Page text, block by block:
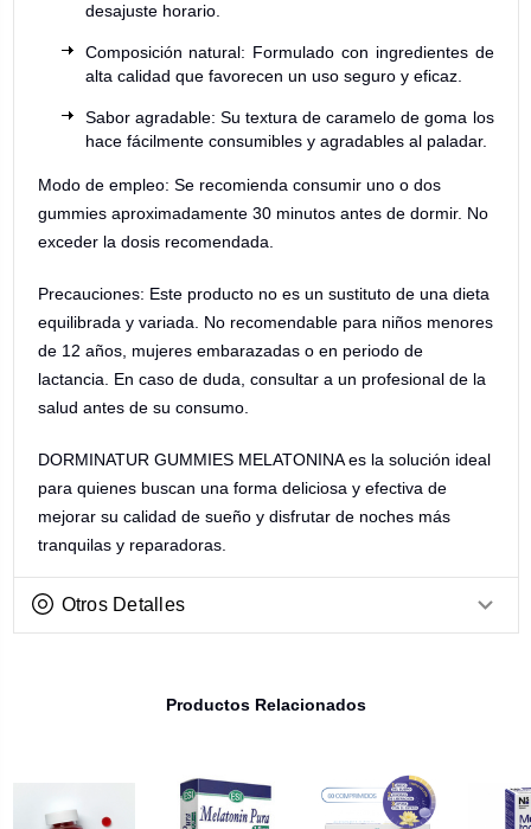
desajuste horario.
Composición natural: Formulado con ingredientes de
alta calidad que favorecen un uso seguro y eficaz.
Sabor agradable: Su textura de caramelo de goma los
hace fácilmente consumibles y agradables al paladar.
Modo de empleo: Se recomienda consumir uno o dos
gummies aproximadamente 30 minutos antes de dormir. No
exceder la dosis recomendada.
Precauciones: Este producto no es un sustituto de una dieta
equilibrada y variada. No recomendable para niños menores
de 12 años, mujeres embarazadas o en periodo de
lactancia. En caso de duda, consultar a un profesional de la
salud antes de su consumo.
DORMINATUR GUMMIES MELATONINA es la solución ideal
para quienes buscan una forma deliciosa y efectiva de
mejorar su calidad de sueño y disfrutar de noches más
tranquilas y reparadoras.
Otros Detalles
Productos Relacionados